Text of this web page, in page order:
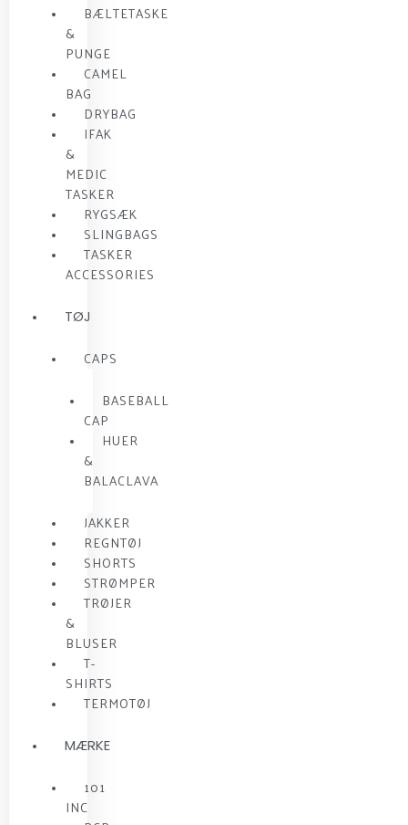
BÆLTETASKE
&
PUNGE
CAMEL
BAG
DRYBAG
IFAK
&
MEDIC
TASKER
RYGSÆK
SLINGBAGS
TASKER
ACCESSORIES
TØJ
CAPS
BASEBALL
CAP
HUER
&
BALACLAVA
JAKKER
REGNTØJ
SHORTS
STRØMPER
TRØJER
&
BLUSER
T-
SHIRTS
TERMOTØJ
MÆRKE
101
INC